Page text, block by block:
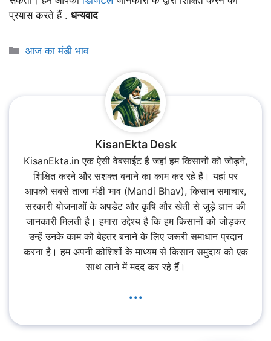
प्रयास करते हैं . धन्यवाद
Categories
आज का मंडी भाव
KisanEkta Desk
KisanEkta.in एक ऐसी वेबसाईट है जहां हम किसानों को जोड़ने,
शिक्षित करने और सशक्त बनाने का काम कर रहे हैं। यहां पर
आपको सबसे ताजा मंडी भाव (Mandi Bhav), किसान समाचार,
सरकारी योजनाओं के अपडेट और कृषि और खेती से जुड़े ज्ञान की
जानकारी मिलती है। हमारा उद्देश्य है कि हम किसानों को जोड़कर
उन्हें उनके काम को बेहतर बनाने के लिए जरूरी समाधान प्रदान
करना है। हम अपनी कोशिशों के माध्यम से किसान समुदाय को एक
साथ लाने में मदद कर रहे हैं।
...